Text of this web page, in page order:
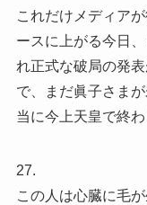
これだけメディア
ースに上がる今日
れ正式な破局の発
で、まだ眞子さま
当に今上天皇で終
27.
この人は心臓に毛